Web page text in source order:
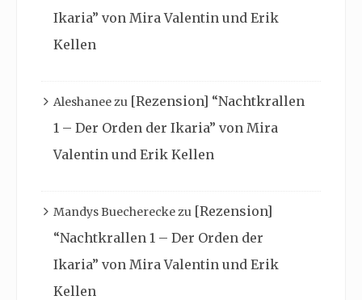
Ikaria” von Mira Valentin und Erik
Kellen
Aleshaneezu [Rezension] “Nachtkrallen
1 – Der Orden der Ikaria” von Mira
Valentin und Erik Kellen
Mandys Buechereckezu [Rezension]
“Nachtkrallen 1 – Der Orden der
Ikaria” von Mira Valentin und Erik
Kellen